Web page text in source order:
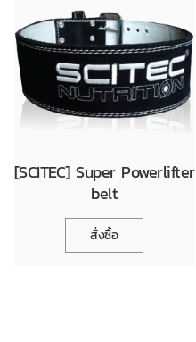
[SCITEC] Super Powerlifter
belt
สั่งซื้อ